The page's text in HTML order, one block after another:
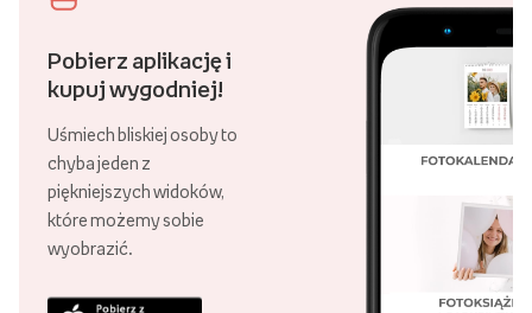
Pobierz aplikację i
kupuj wygodniej!
Uśmiech bliskiej osoby to
chyba jeden z
piękniejszych widoków,
które możemy sobie
wyobrazić.